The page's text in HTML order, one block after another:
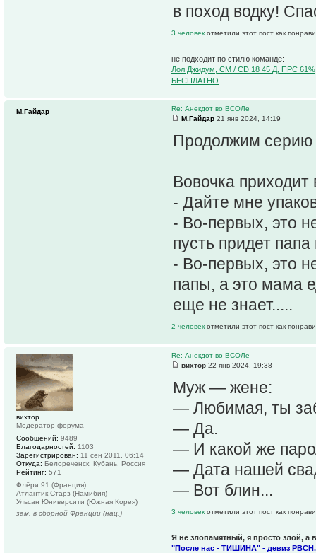
в поход водку!
3 человек отметили этот пост как
не подходит по стилю команде:
Лол Джидум, CM / CD 18 45 Д, ПРС
БЕСПЛАТНО
Re: Анекдот во ВСОЛе
М.Гайдар 21 янв 2024, 14:19
Продолжим серию
Вовочка приходит
- Дайте мне
- Во-первых, это
пусть придет
- Во-первых, это
папы, а это мама
еще не знает.....
2 человек отметили этот пост как
М.Гайдар
Re: Анекдот во ВСОЛе
вихтор 22 янв 2024, 19:38
Муж — жене:
— Любимая, ты
— Да.
— И какой же
— Дата нашей
— Вот блин...
3 человек отметили этот пост как
Я не злопамятный, я просто злой, а
"После нас - ТИШИНА" - девиз РВСН.
вихтор
Модератор форума
Сообщений: 9489
Благодарностей: 1103
Зарегистрирован: 11 сен 2011, 06:14
Откуда: Белореченск, Кубань, Россия
Рейтинг: 571
Флёри 91 (Франция)
Атлантик Старз (Намибия)
Ульсан Юниверсити (Южная Корея)
зам. в сборной Франции (нац.)